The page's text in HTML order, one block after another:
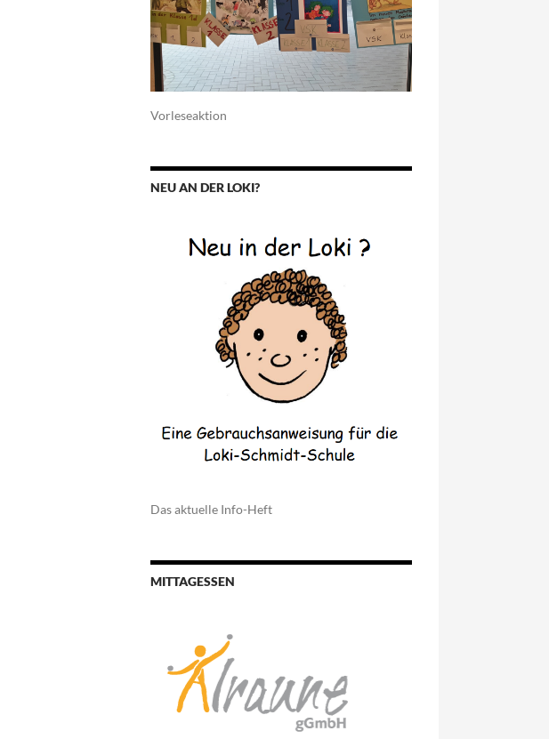
Vorleseaktion
NEU AN DER LOKI?
Das aktuelle Info-Heft
MITTAGESSEN